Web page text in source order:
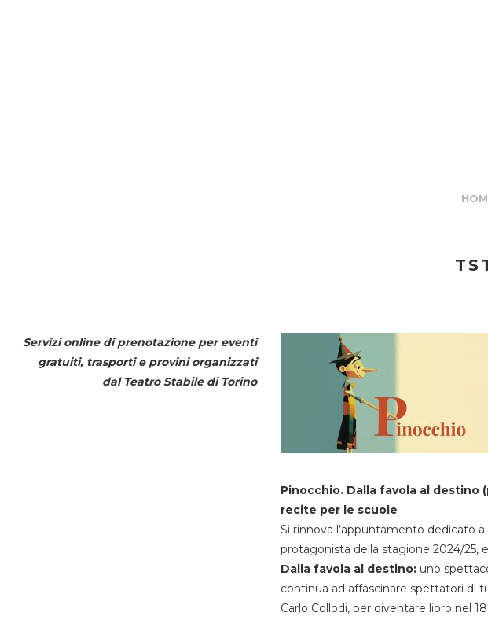
Servizi online di prenotazione per eventi
gratuiti, trasporti e provini organizzati
dal Teatro Stabile di Torino
Pinocchio. Dalla favola al destino
recite per le scuole
Si rinnova l’appuntamento dedicato
protagonista della stagione 2024/25,
Dalla favola al destino:uno
continua ad affascinare spettatori di
Carlo Collodi, per diventare libro nel